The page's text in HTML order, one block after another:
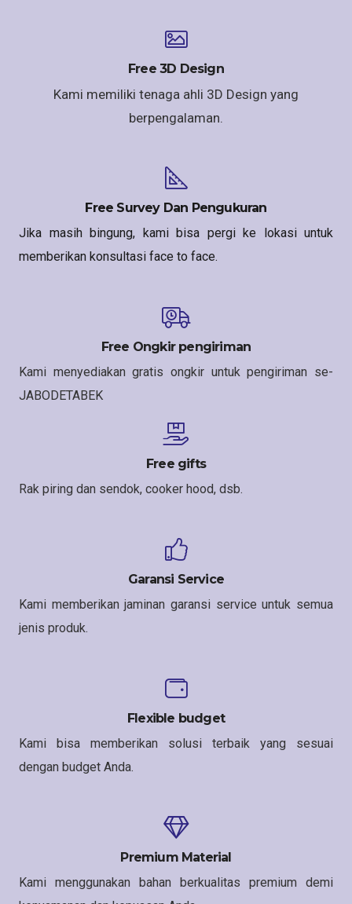
Free 3D Design
Kami memiliki tenaga ahli 3D Design yang
berpengalaman.
Free Survey Dan Pengukuran
Jika masih bingung, kami bisa pergi ke lokasi untuk
memberikan konsultasi face to face.
Free Ongkir pengiriman
Kami menyediakan gratis ongkir untuk pengiriman se-
JABODETABEK
Free gifts
Rak piring dan sendok, cooker hood, dsb.
Garansi Service
Kami memberikan jaminan garansi service untuk semua
jenis produk.
Flexible budget
Kami bisa memberikan solusi terbaik yang sesuai
dengan budget Anda.
Premium Material
Kami menggunakan bahan berkualitas premium demi